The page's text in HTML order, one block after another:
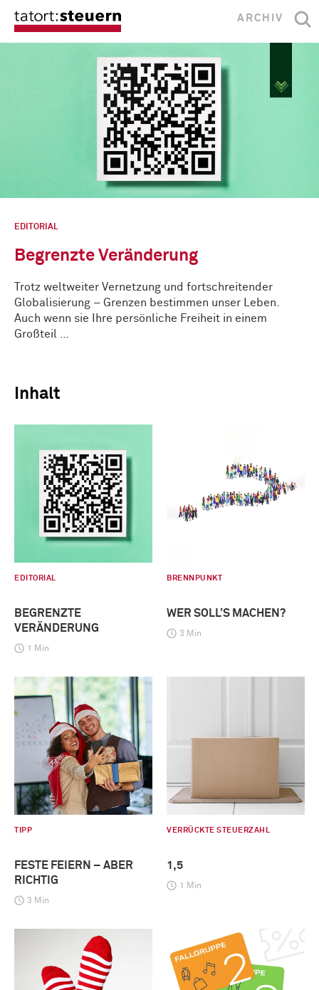
ARCHIV
EDITORIAL
Begrenzte Veränderung
Trotz weltweiter Vernetzung und fortschreitender
Globalisierung – Grenzen bestimmen unser Leben.
Auch wenn sie Ihre persönliche Freiheit in einem
Großteil …
Inhalt
EDITORIAL
BEGRENZTE
VERÄNDERUNG
1 Min
BRENNPUNKT
WER SOLL’S MACHEN?
3 Min
TIPP
FESTE FEIERN – ABER
RICHTIG
3 Min
VERRÜCKTE STEUERZAHL
1,5
1 Min